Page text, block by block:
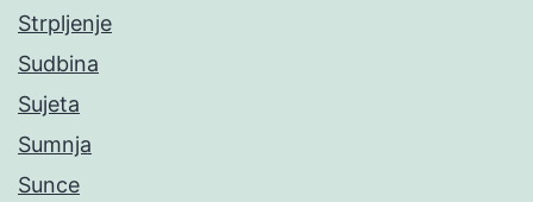
Strpljenje
Sudbina
Sujeta
Sumnja
Sunce